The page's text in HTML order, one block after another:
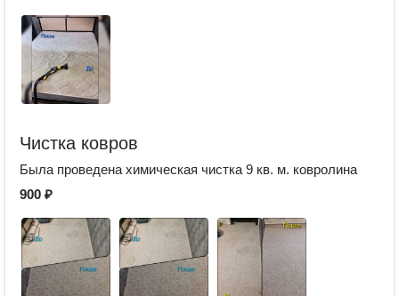
Чистка ковров
Была проведена химическая чистка 9 кв. м. ковролина
900 ₽